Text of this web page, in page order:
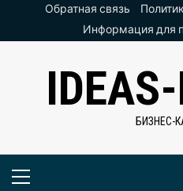
ПерейтиОбратная связь
Информация для
БИЗНЕС-
Основное